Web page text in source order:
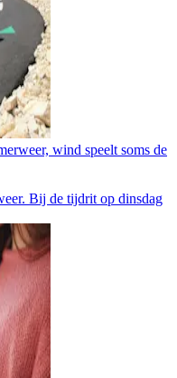
wind speelt soms de
Bij de tijdrit op dinsdag